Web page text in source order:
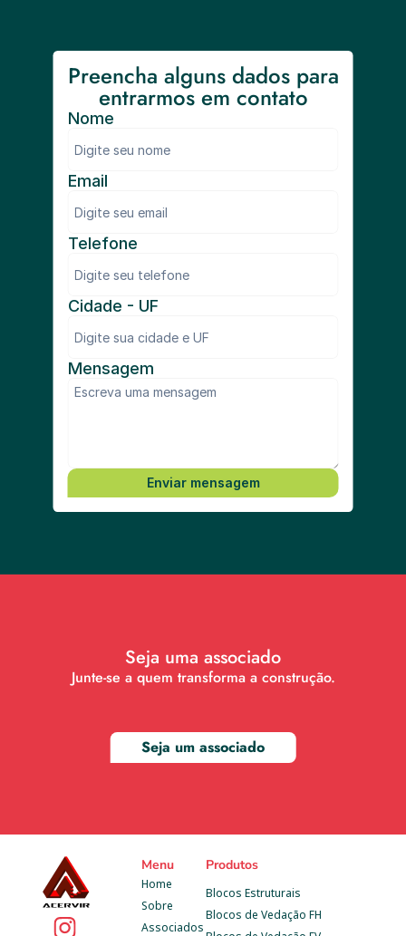
Menu
Home
Sobre
Associados
Produtos
Blocos Estruturais
Blocos de Vedação FH
Preencha alguns dados para
entrarmos em contato
Email
Telefone
Nome
Cidade - UF
Mensagem
Enviar mensagem
Seja uma associado
Junte-se a quem transforma a construção.
Seja um associado